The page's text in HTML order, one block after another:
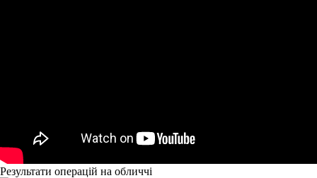
Результати операцій на обличчі